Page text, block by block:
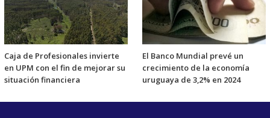
Caja de Profesionales invierte
en UPM con el fin de mejorar su
situación financiera
El Banco Mundial prevé un
crecimiento de la economía
uruguaya de 3,2% en 2024